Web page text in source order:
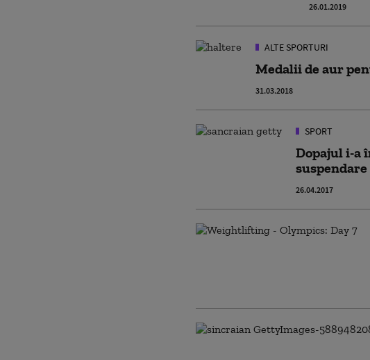
26.01.2019
ALTE SPORTURI
Medalii de aur
31.03.2018
SPORT
Dopajul i-a
suspendare
26.04.2017